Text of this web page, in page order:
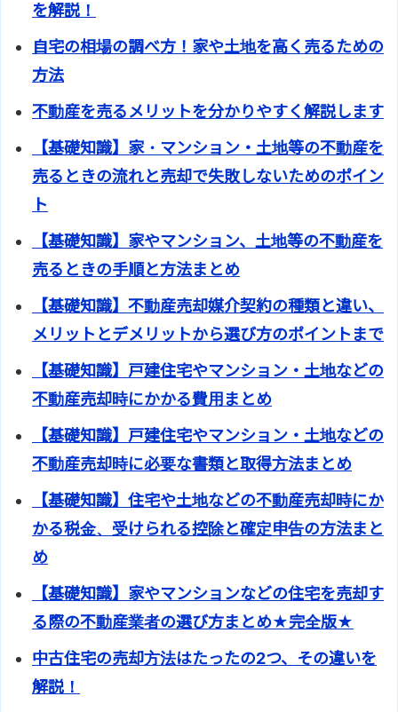
を解説！
自宅の相場の調べ方！家や土地を高く売るための
方法
不動産を売るメリットを分かりやすく解説します
【基礎知識】家・マンション・土地等の不動産を
売るときの流れと売却で失敗しないためのポイン
ト
【基礎知識】家やマンション、土地等の不動産を
売るときの手順と方法まとめ
【基礎知識】不動産売却媒介契約の種類と違い、
メリットとデメリットから選び方のポイントまで
【基礎知識】戸建住宅やマンション・土地などの
不動産売却時にかかる費用まとめ
【基礎知識】戸建住宅やマンション・土地などの
不動産売却時に必要な書類と取得方法まとめ
【基礎知識】住宅や土地などの不動産売却時にか
かる税金、受けられる控除と確定申告の方法まと
め
【基礎知識】家やマンションなどの住宅を売却す
る際の不動産業者の選び方まとめ★完全版★
中古住宅の売却方法はたったの2つ、その違いを
解説！